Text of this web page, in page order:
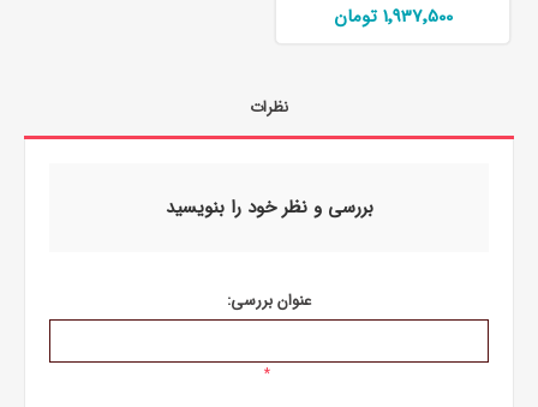
1٬937٬500 تومان
نظرات
بررسی و نظر خود را بنویسید
عنوان بررسی:
*